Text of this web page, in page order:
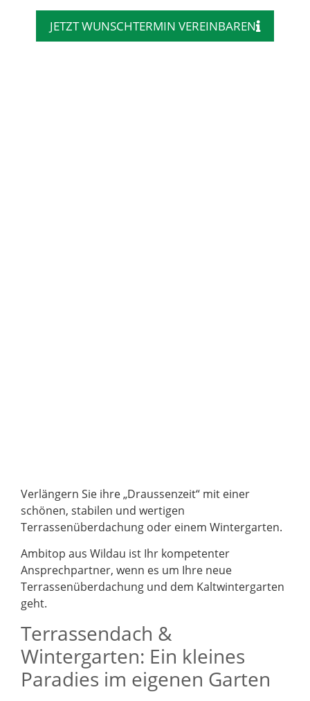
JETZT WUNSCHTERMIN VEREINBAREN
Verlängern Sie ihre „Draussenzeit“ mit einer
schönen, stabilen und wertigen
Terrassenüberdachung oder einem Wintergarten.
Ambitop aus Wildau ist Ihr kompetenter
Ansprechpartner, wenn es um Ihre neue
Terrassenüberdachung und dem Kaltwintergarten
geht.
Terrassendach &
Wintergarten: Ein kleines
Paradies im eigenen Garten